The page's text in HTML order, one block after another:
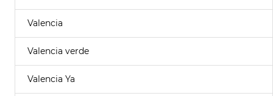
Valencia
Valencia verde
Valencia Ya